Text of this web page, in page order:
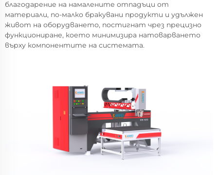
благодарение на намалените отпадъци от
материали, по-малко бракувани продукти и удължен
живот на оборудването, постигнат чрез прецизно
функциониране, което минимизира натоварването
върху компонентите на системата.